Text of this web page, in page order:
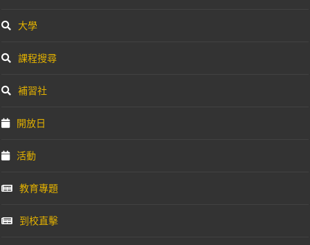
大學
課程搜尋
補習社
開放日
活動
教育專題
到校直擊